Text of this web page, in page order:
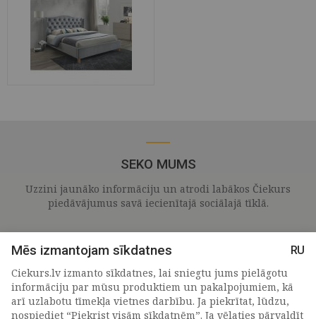
SEKO MUMS
Uzzini jaunāko informāciju un atrodi labākos Čiekurs
piedāvājumus savā iecienītajā sociālajā tīklā.
Mēs izmantojam sīkdatnes
RU
Ciekurs.lv izmanto sīkdatnes, lai sniegtu jums pielāgotu
informāciju par mūsu produktiem un pakalpojumiem, kā
arī uzlabotu tīmekļa vietnes darbību. Ja piekrītat, lūdzu,
nospiediet “Piekrist visām sīkdatnēm”. Ja vēlaties pārvaldīt